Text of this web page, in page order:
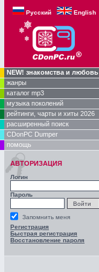
Русский English
NEW! знакомства и любовь
жанры
каталог mp3
музыка поколений
рейтинги, чарты и хиты 2026
расширенный поиск
CDonPC Dumper
помощь
АВТОРИЗАЦИЯ
Логин
Пароль
Запомнить меня
Регистрация
Быстрая регистрация
Восстановление пароля